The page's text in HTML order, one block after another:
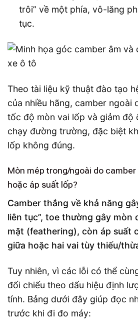
trôi” về một phía, vô-lăng
tục.
Theo tài liệu kỹ thuật đào tạo
của nhiều hãng, camber ngoài
tốc độ mòn vai lốp và giảm độ
chạy đường trường, đặc biệt
lốp không đúng.
Mòn mép trong/ngoài do
hoặc áp suất lốp?
Camber thắng về khả năng
liên tục”, toe thường gây mòn
mặt (feathering), còn áp suất
giữa hoặc hai vai tùy thiếu/
Tuy nhiên, vì các lỗi có thể
đối chiếu theo dấu hiệu định
tính. Bảng dưới đây giúp đọc
trước khi đi đo máy: